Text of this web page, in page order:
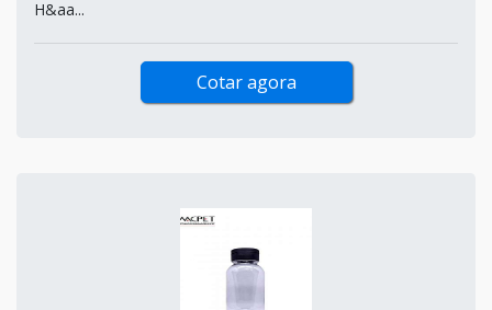
H&aa...
Cotar agora